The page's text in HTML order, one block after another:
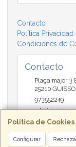
Política de
Configurar
Contacto
Política Privacidad
Condiciones de
Contacto
Plaça major 3
25210
973552249
Horario